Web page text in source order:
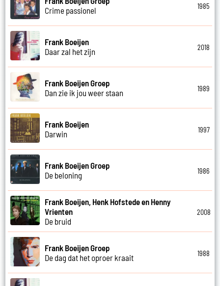
Crime passionel
1985
Frank Boeijen
Daar zal het zijn
2018
Frank Boeijen Groep
Dan zie ik jou weer staan
1989
Frank Boeijen
Darwin
1997
Frank Boeijen Groep
De beloning
1986
Frank Boeijen, Henk Hofstede en Henny
Vrienten
De bruid
2008
Frank Boeijen Groep
De dag dat het oproer kraait
1988